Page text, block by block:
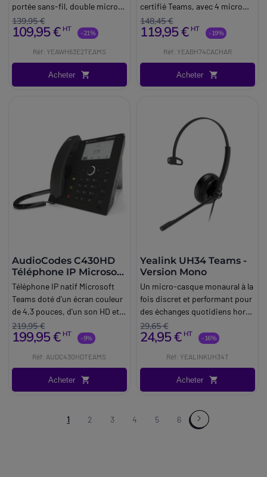
portée sans-fil, double micro
antibruit et 4 options de port
différentes.
139,95 €
109,95 € HT -21%
Réf: YEAWH63E2TEAMS
Acheter
certifié Teams, avec 4 micro
antibruit et base de charge
incluse.
148,45 €
119,95 € HT -19%
Réf: YEABH74CACHAR
Acheter
AudioCodes C430HD
Téléphone IP Microsoft
Teams
Téléphone IP natif Microsoft
Teams doté d'un écran couleur
de 4,3 pouces, d'un son HD et
d'une touche intelligente,
adapté aux espaces communs.
219,95 €
199,95 € HT -9%
Réf: AUDC430HDTEAMS
Acheter
Yealink UH34 Teams -
Version Mono
Un micro-casque monaural à la
fois discret et performant pour
des échanges quotidiens hors
du commun.
29,65 €
24,95 € HT -16%
Réf: YEALINKUH34T
Acheter
1 2 3 4 5 6